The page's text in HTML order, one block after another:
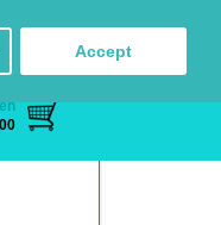
Accept